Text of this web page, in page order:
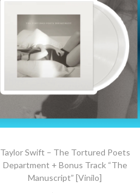
Taylor Swift – The Tortured Poets
Department + Bonus Track “The
Manuscript” [Vinilo]